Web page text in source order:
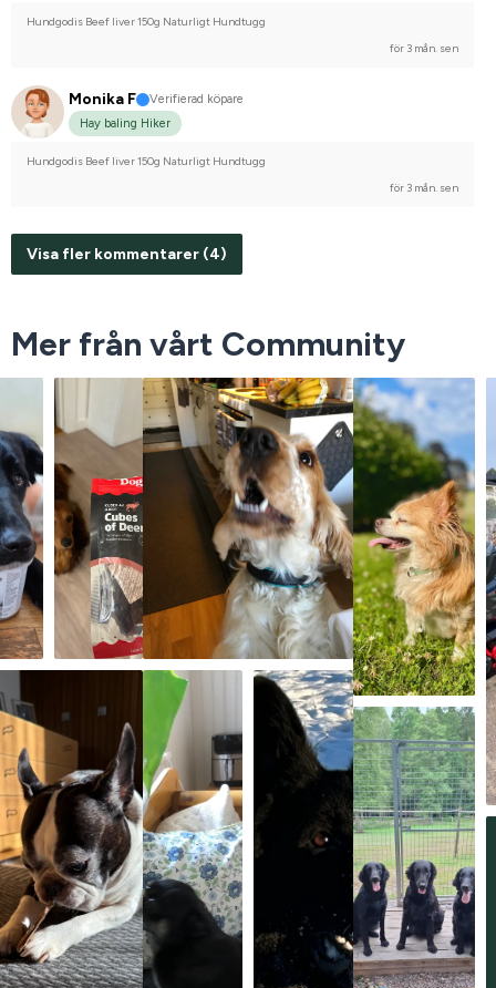
Hundgodis Beef liver 150g Naturligt Hundtugg
för 3 mån. sen
Monika F
Verifierad köpare
Hay baling Hiker
Hundgodis Beef liver 150g Naturligt Hundtugg
för 3 mån. sen
Visa fler kommentarer (4)
Mer från vårt Community